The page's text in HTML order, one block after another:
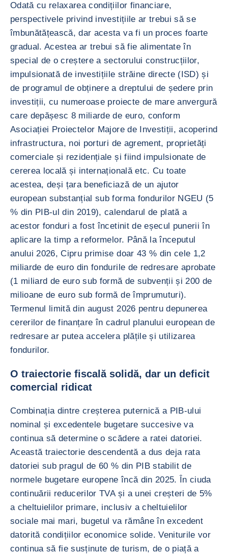
Odată cu relaxarea condițiilor financiare,
perspectivele privind investițiile ar trebui să se
îmbunătățească, dar acesta va fi un proces foarte
gradual. Acestea ar trebui să fie alimentate în
special de o creștere a sectorului construcțiilor,
impulsionată de investițiile străine directe (ISD) și
de programul de obținere a dreptului de ședere prin
investiții, cu numeroase proiecte de mare anvergură
care depășesc 8 miliarde de euro, conform
Asociației Proiectelor Majore de Investiții, acoperind
infrastructura, noi porturi de agrement, proprietăți
comerciale și rezidențiale și fiind impulsionate de
cererea locală și internațională etc. Cu toate
acestea, deși țara beneficiază de un ajutor
european substanțial sub forma fondurilor NGEU (5
% din PIB-ul din 2019), calendarul de plată a
acestor fonduri a fost încetinit de eșecul punerii în
aplicare la timp a reformelor. Până la începutul
anului 2026, Cipru primise doar 43 % din cele 1,2
miliarde de euro din fondurile de redresare aprobate
(1 miliard de euro sub formă de subvenții și 200 de
milioane de euro sub formă de împrumuturi).
Termenul limită din august 2026 pentru depunerea
cererilor de finanțare în cadrul planului european de
redresare ar putea accelera plățile și utilizarea
fondurilor.
O traiectorie fiscală solidă, dar un deficit
comercial ridicat
Combinația dintre creșterea puternică a PIB-ului
nominal și excedentele bugetare succesive va
continua să determine o scădere a ratei datoriei.
Această traiectorie descendentă a dus deja rata
datoriei sub pragul de 60 % din PIB stabilit de
normele bugetare europene încă din 2025. În ciuda
continuării reducerilor TVA și a unei creșteri de 5%
a cheltuielilor primare, inclusiv a cheltuielilor
sociale mai mari, bugetul va rămâne în excedent
datorită condițiilor economice solide. Veniturile vor
continua să fie susținute de turism, de o piață a